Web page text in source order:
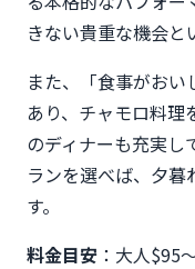
きない貴重な機会と
また、「食事がお
あり、チャモロ料理
のディナーも充実し
ランを選べば、夕暮
す。
料金目安 ：大人$95